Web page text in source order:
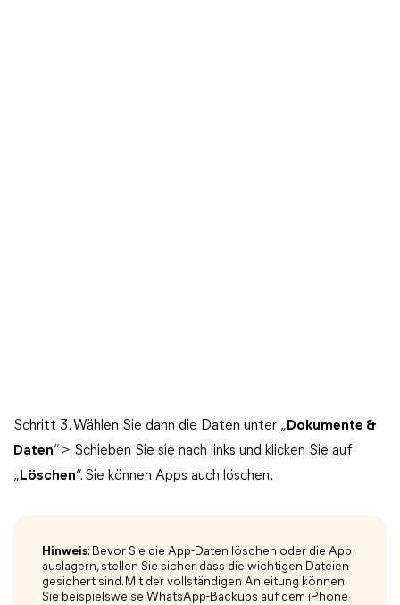
Schritt 3. Wählen Sie dann die Daten unter „ Dokumente &
Daten“ > Schieben Sie sie nach links und klicken Sie auf
„ Löschen“. Sie können Apps auch löschen.
Hinweis: Bevor Sie die App-Daten löschen oder die App
auslagern, stellen Sie sicher, dass die wichtigen Dateien
gesichert sind. Mit der vollständigen Anleitung können
Sie beispielsweise WhatsApp-Backups auf dem iPhone